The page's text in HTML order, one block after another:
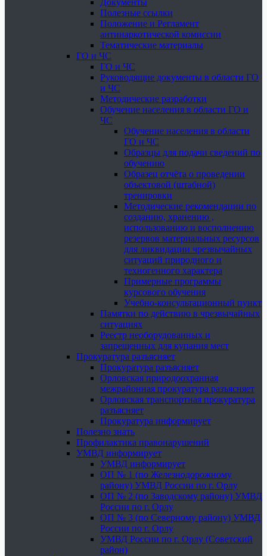
Документы
Полезные ссылки
Положение и Регламент
антинаркотической комиссии
Тематические материалы
ГО и ЧС
ГО и ЧС
Руководящие документы в области ГО
и ЧС
Методические разработки
Обучение населения в области ГО и
ЧС
Обучение населения в области
ГО и ЧС
Образцы для подачи сведений по
обучению
Образец отчёта о проведении
объектовой (штабной)
тренировки
Методические рекомендации по
созданию, хранению ,
использованию и восполнению
резервов материальных ресурсов
для ликвидации чрезвычайных
ситуаций природного и
техногенного характера
Примерные программы
курсового обучения
Учебно-консультационный пункт
Памятки по действию в чрезвычайных
ситуациях
Реестр необорудованных и
запрещенных для купания мест
Прокуратура разъясняет
Прокуратура разъясняет
Орловская природоохранная
межрайонная прокуратура разъясняет
Орловская транспортная прокуратура
разъясняет
Прокуратура информирует
Полезно знать
Профилактика правонарушений
УМВД информирует
УМВД информирует
ОП № 1 (по Железнодорожному
району) УМВД России по г. Орлу
ОП № 2 (по Заводскому району) УМВД
России по г. Орлу
ОП № 3 (по Северному району) УМВД
России по г. Орлу
УМВД России по г. Орлу (Советский
район)